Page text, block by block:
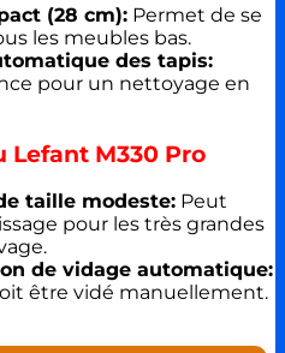
(28 cm): Permet de se
les meubles bas.
des tapis:
pour un nettoyage en
Lefant M330 Pro
taille modeste: Peut
pour les très grandes
de vidage automatique:
être vidé manuellement.